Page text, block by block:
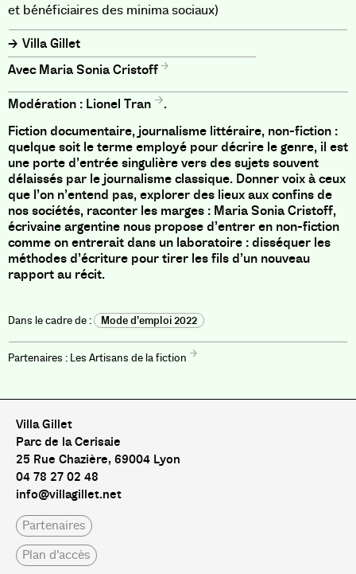
et bénéficiaires des minima sociaux)
Villa Gillet
Maria Sonia Cristoff
Modération : Lionel Tran
.
Fiction documentaire, journalisme littéraire, non-fiction :
quelque soit le terme employé pour décrire le genre, il est
une porte d’entrée singulière vers des sujets souvent
délaissés par le journalisme classique. Donner voix à ceux
que l’on n’entend pas, explorer des lieux aux confins de
nos sociétés, raconter les marges : Maria Sonia Cristoff,
écrivaine argentine nous propose d’entrer en non-fiction
comme on entrerait dans un laboratoire : disséquer les
méthodes d’écriture pour tirer les fils d’un nouveau
rapport au récit.
Mode d’emploi 2022
Les Artisans de la fiction
Villa Gillet
Parc de la Cerisaie
25 Rue Chazière, 69004 Lyon
04 78 27 02 48
info@villagillet.net
Partenaires
Plan d'accès